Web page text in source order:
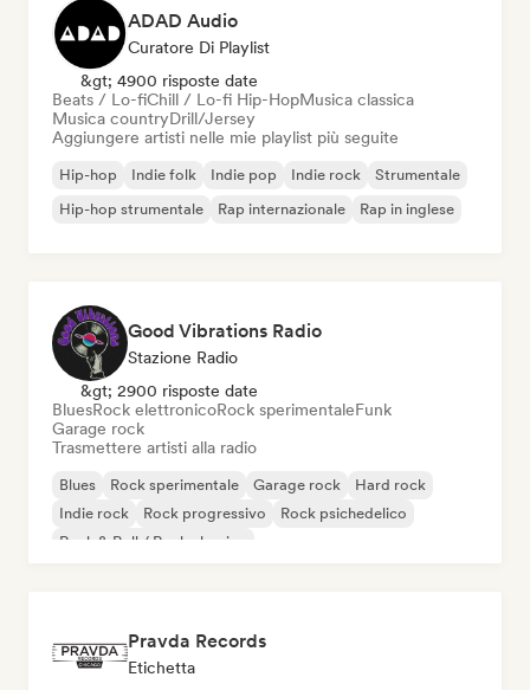
ADAD Audio
Curatore Di Playlist
&gt; 4900 risposte date
Beats / Lo-fiChill / Lo-fi Hip-HopMusica classica
Musica countryDrill/Jersey
Aggiungere artisti nelle mie playlist più seguite
Hip-hop Indie folk Indie pop Indie rock
Strumentale
Hip-hop strumentale
Rap internazionale Rap in inglese
Good Vibrations Radio
Stazione Radio
&gt; 2900 risposte date
BluesRock elettronicoRock sperimentaleFunk
Garage rock
Trasmettere artisti alla radio
Blues Rock sperimentale Garage rock
Hard rock
Indie rock
Rock progressivo
Rock psichedelico
Rock & Roll / Rock classico
Pravda Records
Etichetta